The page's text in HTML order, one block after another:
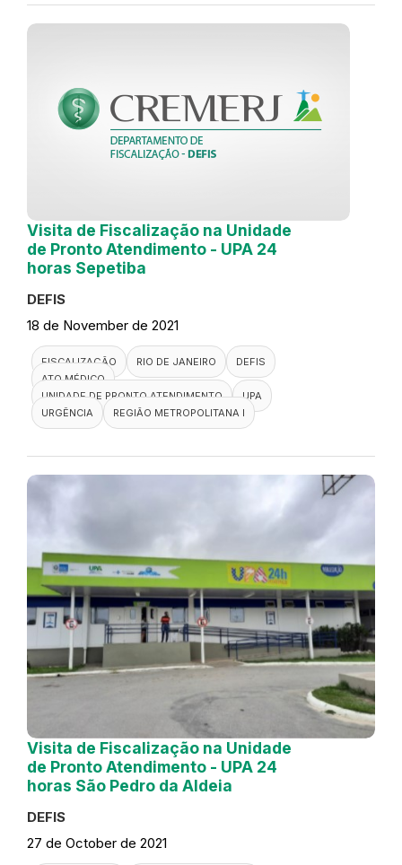
Visita de Fiscalização na Unidade
de Pronto Atendimento - UPA 24
horas Sepetiba
DEFIS
18 de November de 2021
FISCALIZAÇÃO RIO DE JANEIRO
DEFIS
ATO MÉDICO
UNIDADE DE PRONTO ATENDIMENTO
UPA
URGÊNCIA
REGIÃO METROPOLITANA I
Visita de Fiscalização na Unidade
de Pronto Atendimento - UPA 24
horas São Pedro da Aldeia
DEFIS
27 de October de 2021